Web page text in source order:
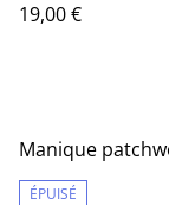
19,00 €
ÉPUISÉ